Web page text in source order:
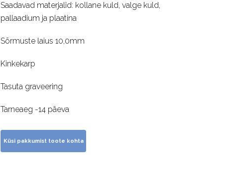
Saadavad materjalid: kollane kuld, valge kuld,
pallaadium ja plaatina
Sõrmuste laius 10,0mm
Kinkekarp
Tasuta graveering
Tarneaeg -14 päeva